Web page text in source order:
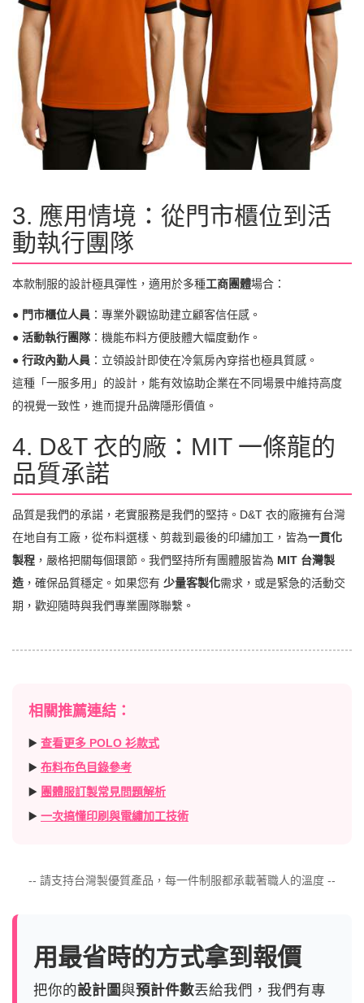
3. 應用情境：從門市櫃位到活
動執行團隊
本款制服的設計極具彈性，適用於多種工商團體場合：
● 門市櫃位人員 ：專業外觀協助建立顧客信任感。
● 活動執行團隊 ：機能布料方便肢體大幅度動作。
● 行政內勤人員 ：立領設計即使在冷氣房內穿搭也極具質感。
這種「一服多用」的設計，能有效協助企業在不同場景中維持高度
的視覺一致性，進而提升品牌隱形價值。
4. D&T 衣的廠：MIT 一條龍的
品質承諾
品質是我們的承諾，老實服務是我們的堅持。D&T 衣的廠擁有台灣
在地自有工廠，從布料選樣、剪裁到最後的印繡加工，皆為一貫化
製程 ，嚴格把關每個環節。我們堅持所有團體服皆為 MIT 台灣製
造 ，確保品質穩定。如果您有 少量客製化需求，或是緊急的活動交
期，歡迎隨時與我們專業團隊聯繫。
相關推薦連結：
▶️ 查看更多 POLO 衫款式
▶️ 布料布色目錄參考
▶️ 團體服訂製常見問題解析
▶️ 一次搞懂印刷與電繡加工技術
-- 請支持台灣製優質產品，每一件制服都承載著職人的溫度 --
用最省時的方式拿到報價
把你的設計圖與預計件數丟給我們，我們有專